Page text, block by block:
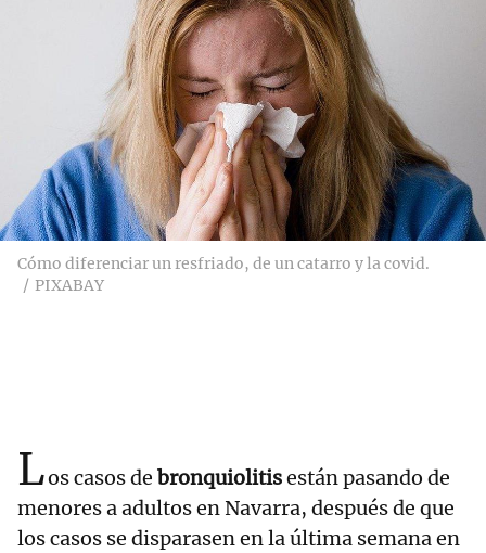
Cómo diferenciar un resfriado, de un catarro y la covid.
PIXABAY
Los casos de bronquiolitisestán pasando de
menores a adultos en Navarra, después de que
los casos se disparasen en la última semana en